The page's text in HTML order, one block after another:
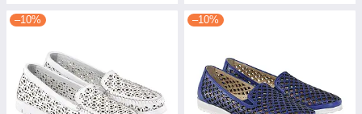
–10% –10%